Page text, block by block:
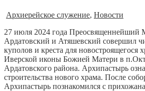
Архиерейское служение, Новости
27 июля 2024 года Преосвященнейший
Ардатовский и Атяшевский совершил
куполов и креста для новостроящегося
Иверской иконы Божией Матери в
Ардатовского района. Архипастырь
строительства нового храма. После
Архипастырь познакомился с